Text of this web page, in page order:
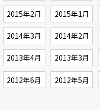
2015年2月 2015年1月
2014年3月 2014年2月
2013年4月 2013年3月
2012年6月 2012年5月